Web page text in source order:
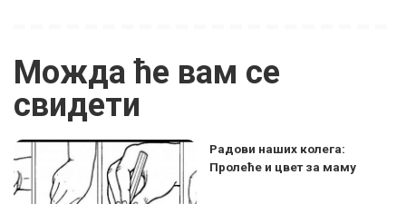
Можда ће вам се
свидети
Радови наших колега:
Пролеће и цвет за маму